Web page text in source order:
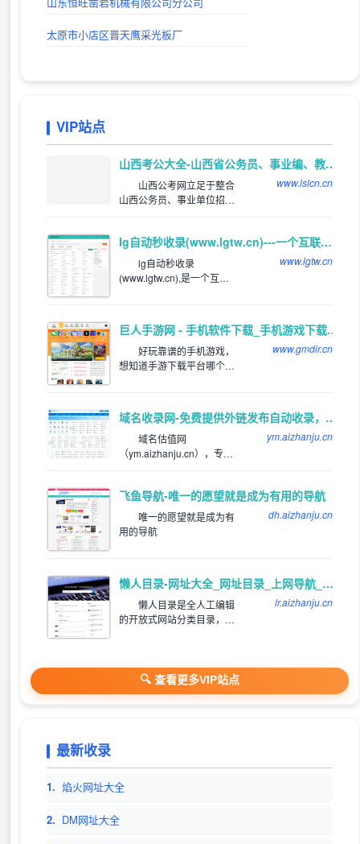
太原市小店区晋天鹰采光板厂
VIP站点
山西考公大全-山西省公务员、事业编、教师、三支一扶、特岗考试公告信息_及时发布平台
山西公考网立足于整合
山西公务员、事业单位招聘
考和公务员招录信息。关注
山西公务员招录、考试信
息，服务公考人群。
www.lslcn.cn
lg自动秒收录(www.lgtw.cn)---一个互联网的集合网址导航。
lg自动秒收录
(www.lgtw.cn),是一个互联
类型包括：综合网址，软件
下载网址，电影网址，新游
网址，体育网址，手机网
址，社交网址，汽车网址，
www.lgtw.cn
巨人手游网 - 手机软件下载_手机游戏下载_好玩的手机游戏
好玩靠谱的手机游戏，
想知道手游下载平台哪个
app，就来巨人手游网网体
验吧！
www.gmdir.cn
域名收录网-免费提供外链发布自动收录，来路自动排第一位,欢迎和本站自助交换友情链,增加网站的外链与收录。
域名估值网
（ym.aizhanju.cn），专注
为用户提供高效便捷的网址
存储和查询服务，同时提供
齐全且高质量的优秀名站导
航。
ym.aizhanju.cn
飞鱼导航-唯一的愿望就是成为有用的导航
唯一的愿望就是成为有
用的导航
dh.aizhanju.cn
懒人目录-网址大全_网址目录_上网导航_网站提交/登录入口
懒人目录是全人工编辑
的开放式网站分类目录，收
考、网站推广服务。
lr.aizhanju.cn
🔍 查看更多VIP站点
最新收录
1. 焰火网址大全
2. DM网址大全